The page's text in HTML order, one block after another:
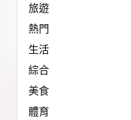
旅遊
熱門
生活
綜合
美食
體育